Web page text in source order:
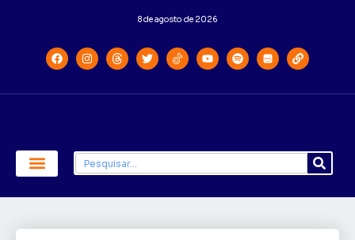
8 de agosto de 2026